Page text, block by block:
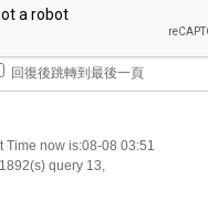
回復後跳轉到最後一頁
Time now is:08-08 03:51
query 13,